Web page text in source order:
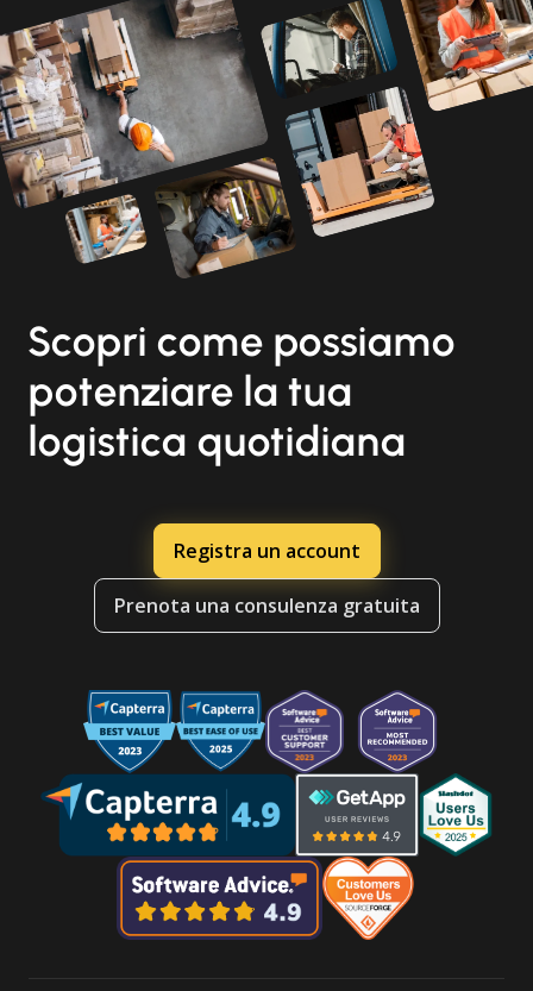
Scopri come possiamo
potenziare la tua
logistica quotidiana
Registra un account
Prenota una consulenza gratuita